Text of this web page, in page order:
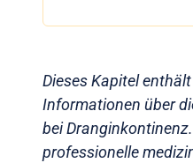
Dieses Kapitel
Informationen über
bei
professionelle